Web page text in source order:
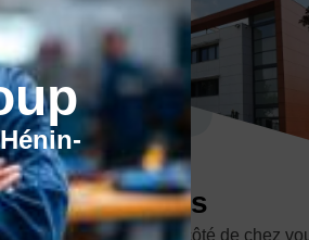
Nos centres
Trouvez le centre à côté de chez